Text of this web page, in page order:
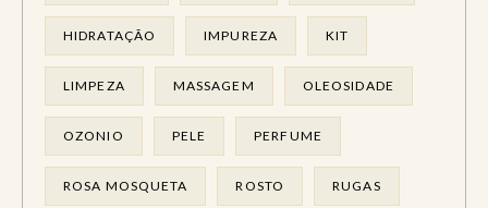
HIDRATAÇÃO IMPUREZA KIT
LIMPEZA MASSAGEM OLEOSIDADE
OZONIO PELE PERFUME
ROSA MOSQUETA ROSTO RUGAS